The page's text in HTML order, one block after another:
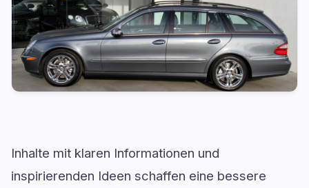
Inhalte mit klaren Informationen und
inspirierenden Ideen schaffen eine bessere